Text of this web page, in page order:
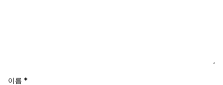
이름 *